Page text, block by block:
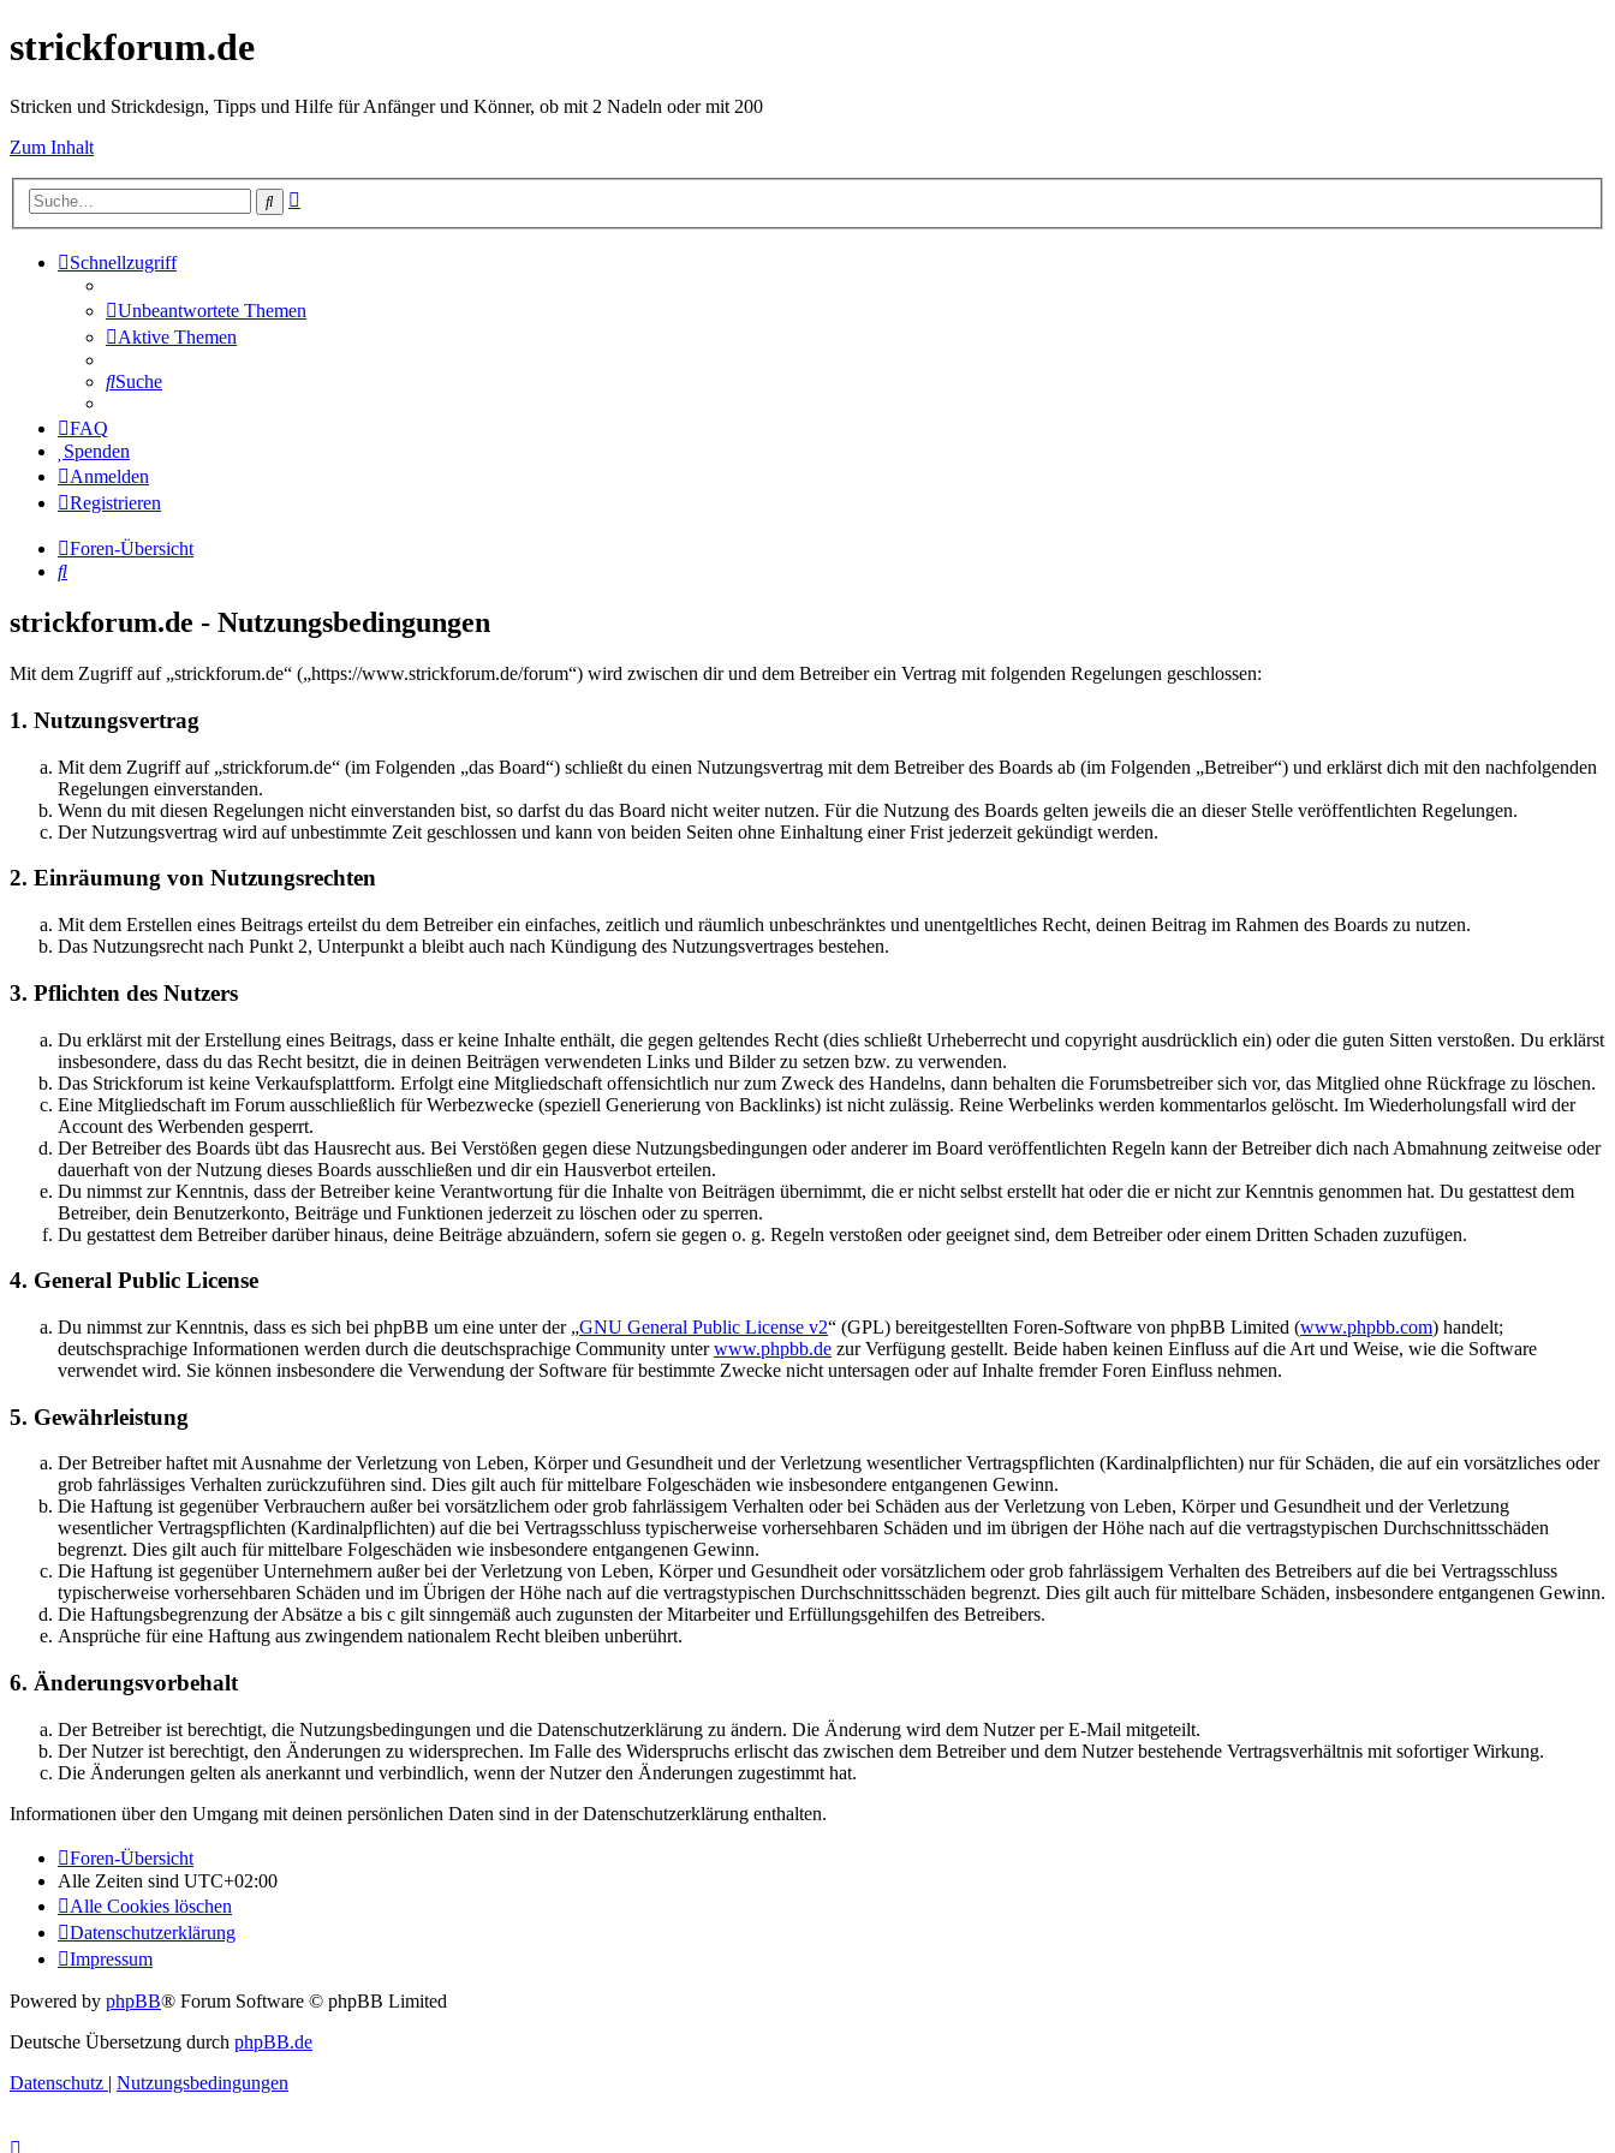
strickforum.de
Stricken und Strickdesign, Tipps und Hilfe für Anfänger und Könner, ob mit 2 Nadeln oder mit 200
Zum Inhalt
Suche
Schnellzugriff
Unbeantwortete Themen
Aktive Themen
Suche
FAQ
Spenden
Anmelden
Registrieren
Foren-Übersicht
Suche
strickforum.de - Nutzungsbedingungen
Mit dem Zugriff auf „strickforum.de“ („https://www.strickforum.de/forum“) wird zwischen dir und dem Betreiber ein Vertrag mit folgenden Regelungen geschlossen:
1. Nutzungsvertrag
Mit dem Zugriff auf „strickforum.de“ (im Folgenden „das Board“) schließt du einen Nutzungsvertrag mit dem Betreiber des Boards ab (im Folgenden „Betreiber“) und erklärst dich mit den nachfolgenden
Regelungen einverstanden.
Wenn du mit diesen Regelungen nicht einverstanden bist, so darfst du das Board nicht weiter nutzen. Für die Nutzung des Boards gelten jeweils die an dieser Stelle veröffentlichten Regelungen.
Der Nutzungsvertrag wird auf unbestimmte Zeit geschlossen und kann von beiden Seiten ohne Einhaltung einer Frist jederzeit gekündigt werden.
2. Einräumung von Nutzungsrechten
Mit dem Erstellen eines Beitrags erteilst du dem Betreiber ein einfaches, zeitlich und räumlich unbeschränktes und unentgeltliches Recht, deinen Beitrag im Rahmen des Boards zu nutzen.
Das Nutzungsrecht nach Punkt 2, Unterpunkt a bleibt auch nach Kündigung des Nutzungsvertrages bestehen.
3. Pflichten des Nutzers
Du erklärst mit der Erstellung eines Beitrags, dass er keine Inhalte enthält, die gegen geltendes Recht (dies schließt Urheberrecht und copyright ausdrücklich ein) oder die guten Sitten verstoßen. Du erklärst
insbesondere, dass du das Recht besitzt, die in deinen Beiträgen verwendeten Links und Bilder zu setzen bzw. zu verwenden.
Das Strickforum ist keine Verkaufsplattform. Erfolgt eine Mitgliedschaft offensichtlich nur zum Zweck des Handelns, dann behalten die Forumsbetreiber sich vor, das Mitglied ohne Rückfrage zu löschen.
Eine Mitgliedschaft im Forum ausschließlich für Werbezwecke (speziell Generierung von Backlinks) ist nicht zulässig. Reine Werbelinks werden kommentarlos gelöscht. Im Wiederholungsfall wird der
Account des Werbenden gesperrt.
Der Betreiber des Boards übt das Hausrecht aus. Bei Verstößen gegen diese Nutzungsbedingungen oder anderer im Board veröffentlichten Regeln kann der Betreiber dich nach Abmahnung zeitweise oder
dauerhaft von der Nutzung dieses Boards ausschließen und dir ein Hausverbot erteilen.
Du nimmst zur Kenntnis, dass der Betreiber keine Verantwortung für die Inhalte von Beiträgen übernimmt, die er nicht selbst erstellt hat oder die er nicht zur Kenntnis genommen hat. Du gestattest dem
Betreiber, dein Benutzerkonto, Beiträge und Funktionen jederzeit zu löschen oder zu sperren.
Du gestattest dem Betreiber darüber hinaus, deine Beiträge abzuändern, sofern sie gegen o. g. Regeln verstoßen oder geeignet sind, dem Betreiber oder einem Dritten Schaden zuzufügen.
4. General Public License
Du nimmst zur Kenntnis, dass es sich bei phpBB um eine unter der „GNU General Public License v2“ (GPL) bereitgestellten Foren-Software von phpBB Limited (www.phpbb.com) handelt;
deutschsprachige Informationen werden durch die deutschsprachige Community unterwww.phpbb.de zur Verfügung gestellt. Beide haben keinen Einfluss auf die Art und Weise, wie die Software
verwendet wird. Sie können insbesondere die Verwendung der Software für bestimmte Zwecke nicht untersagen oder auf Inhalte fremder Foren Einfluss nehmen.
5. Gewährleistung
Der Betreiber haftet mit Ausnahme der Verletzung von Leben, Körper und Gesundheit und der Verletzung wesentlicher Vertragspflichten (Kardinalpflichten) nur für Schäden, die auf ein vorsätzliches oder
grob fahrlässiges Verhalten zurückzuführen sind. Dies gilt auch für mittelbare Folgeschäden wie insbesondere entgangenen Gewinn.
Die Haftung ist gegenüber Verbrauchern außer bei vorsätzlichem oder grob fahrlässigem Verhalten oder bei Schäden aus der Verletzung von Leben, Körper und Gesundheit und der Verletzung
wesentlicher Vertragspflichten (Kardinalpflichten) auf die bei Vertragsschluss typischerweise vorhersehbaren Schäden und im übrigen der Höhe nach auf die vertragstypischen Durchschnittsschäden
begrenzt. Dies gilt auch für mittelbare Folgeschäden wie insbesondere entgangenen Gewinn.
Die Haftung ist gegenüber Unternehmern außer bei der Verletzung von Leben, Körper und Gesundheit oder vorsätzlichem oder grob fahrlässigem Verhalten des Betreibers auf die bei Vertragsschluss
typischerweise vorhersehbaren Schäden und im Übrigen der Höhe nach auf die vertragstypischen Durchschnittsschäden begrenzt. Dies gilt auch für mittelbare Schäden, insbesondere entgangenen Gewinn.
Die Haftungsbegrenzung der Absätze a bis c gilt sinngemäß auch zugunsten der Mitarbeiter und Erfüllungsgehilfen des Betreibers.
Ansprüche für eine Haftung aus zwingendem nationalem Recht bleiben unberührt.
6. Änderungsvorbehalt
Der Betreiber ist berechtigt, die Nutzungsbedingungen und die Datenschutzerklärung zu ändern. Die Änderung wird dem Nutzer per E-Mail mitgeteilt.
Der Nutzer ist berechtigt, den Änderungen zu widersprechen. Im Falle des Widerspruchs erlischt das zwischen dem Betreiber und dem Nutzer bestehende Vertragsverhältnis mit sofortiger Wirkung.
Die Änderungen gelten als anerkannt und verbindlich, wenn der Nutzer den Änderungen zugestimmt hat.
Informationen über den Umgang mit deinen persönlichen Daten sind in der Datenschutzerklärung enthalten.
Foren-Übersicht
Alle Zeiten sind UTC+02:00
Alle Cookies löschen
Datenschutzerklärung
Impressum
Powered by phpBB® Forum Software © phpBB Limited
Deutsche Übersetzung durch phpBB.de
Datenschutz | Nutzungsbedingungen